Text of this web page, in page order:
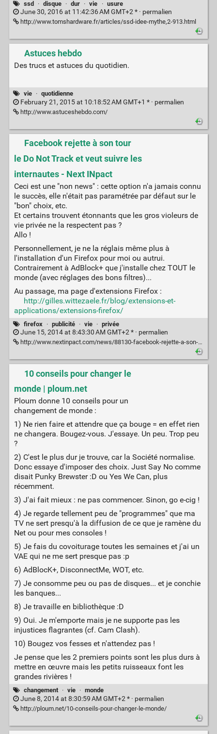
ssd · disque · dur · vie · usure
June 30, 2016 at 11:42:36 AM GMT+2 * · permalien
http://www.tomshardware.fr/articles/ssd-idee-mythe,2-913.html
Astuces hebdo
Des trucs et astuces du quotidien.
vie · quotidienne
February 21, 2015 at 10:18:52 AM GMT+1 * · permalien
http://www.astuceshebdo.com/
Facebook rejette à son tour
le Do Not Track et veut suivre les
internautes - Next INpact
Ceci est une "non news" : cette option n'a jamais connu
le succès, elle n'était pas paramétrée par défaut sur le
"bon" choix, etc.
Et certains trouvent étonnants que les gros violeurs de
vie privée ne la respectent pas ?
Allo !
Personnellement, je ne la réglais même plus à
l'installation d'un Firefox pour moi ou autrui.
Contrairement à AdBlock+ que j'installe chez TOUT le
monde (avec réglages des bons filtres)...
Au passage, ma page d'extensions Firefox :
http://gilles.wittezaele.fr/blog/extensions-et-
applications/extensions-firefox/
firefox · publicité · vie · privée
June 15, 2014 at 8:43:30 AM GMT+2 * · permalien
http://www.nextinpact.com/news/88130-facebook-rejette-a-son-tour-dot-not-track-et-veut-suivre-internautes.htm
10 conseils pour changer le
monde | ploum.net
Ploum donne 10 conseils pour un
changement de monde :
1) Ne rien faire et attendre que ça bouge = en effet rien
ne changera. Bougez-vous. J'essaye. Un peu. Trop peu
?
2) C'est le plus dur je trouve, car la Société normalise.
Donc essaye d'imposer des choix. Just Say No comme
disait Punky Brewster :D ou Yes We Can, plus
récemment.
3) J'ai fait mieux : ne pas commencer. Sinon, go e-cig !
4) Je regarde tellement peu de "programmes" que ma
TV ne sert presqu'à la diffusion de ce que je ramène du
Net ou pour mes consoles !
5) Je fais du covoiturage toutes les semaines et j'ai un
VAE qui ne me sert presque pas :p
6) AdBlocK+, DisconnectMe, WOT, etc.
7) Je consomme peu ou pas de disques... et je conchie
les banques...
8) Je travaille en bibliothèque :D
9) Oui. Je m'emporte mais je ne supporte pas les
injustices flagrantes (cf. Cam Clash).
10) Bougez vos fesses et n'attendez pas !
Je pense que les 2 premiers points sont les plus durs à
mettre en œuvre mais les petits ruisseaux font les
grandes rivières !
changement · vie · monde
June 8, 2014 at 8:30:59 AM GMT+2 * · permalien
http://ploum.net/10-conseils-pour-changer-le-monde/